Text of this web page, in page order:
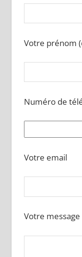
Votre prénom
Numéro de
Votre email
Votre message